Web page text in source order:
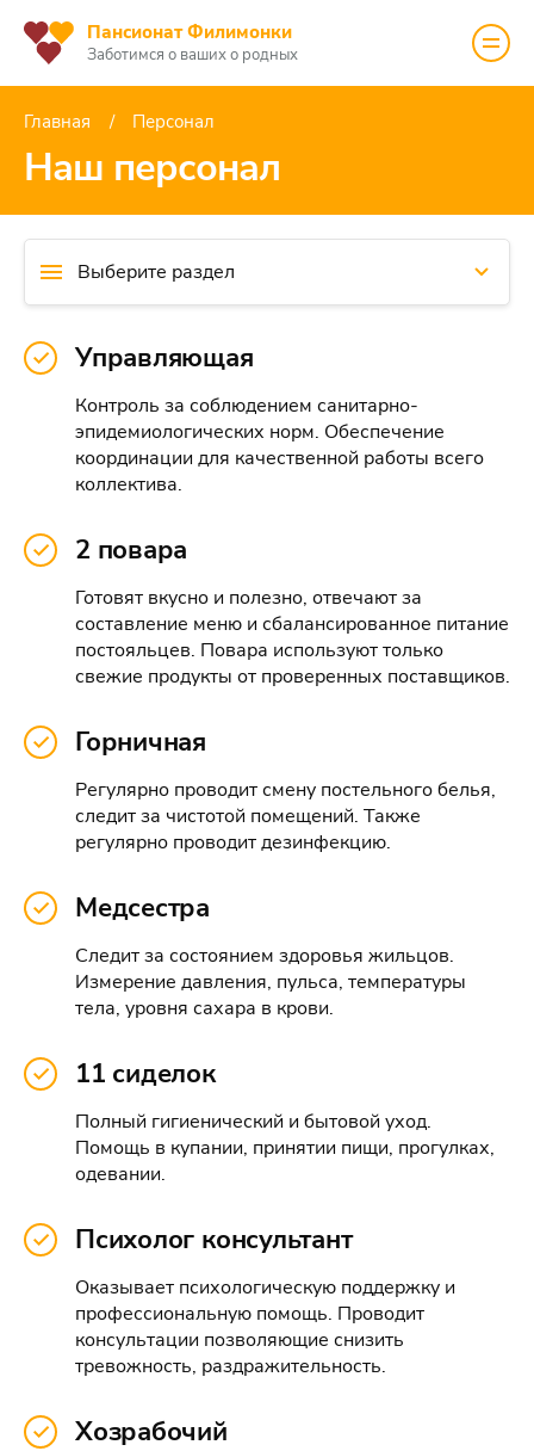
Пансионат Филимонки
Заботимся о ваших о родных
Главная Персонал
Наш персонал
Управляющая
Контроль за соблюдением санитарно-
эпидемиологических норм. Обеспечение
координации для качественной работы всего
коллектива.
2 повара
Готовят вкусно и полезно, отвечают за
составление меню и сбалансированное питание
постояльцев. Повара используют только
свежие продукты от проверенных поставщиков.
Горничная
Регулярно проводит смену постельного белья,
следит за чистотой помещений. Также
регулярно проводит дезинфекцию.
Медсестра
Следит за состоянием здоровья жильцов.
Измерение давления, пульса, температуры
тела, уровня сахара в крови.
11 сиделок
Полный гигиенический и бытовой уход.
Помощь в купании, принятии пищи, прогулках,
одевании.
Психолог консультант
Оказывает психологическую поддержку и
профессиональную помощь. Проводит
консультации позволяющие снизить
тревожность, раздражительность.
Хозрабочий
Выберите раздел